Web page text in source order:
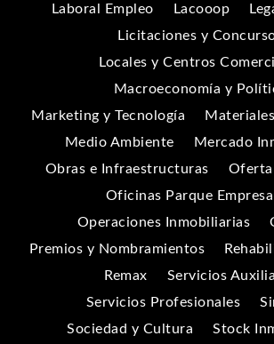
Laboral Empleo
Lacooop
Licitaciones y
Locales y Centros
Macroeconomía y
Marketing y Tecnología
Medio Ambiente
Mercado
Obras e Infraestructuras
Oficinas Parque
Operaciones Inmobiliarias
Premios y Nombramientos
Remax
Servicios
Servicios Profesionales
Sociedad y Cultura
Stock